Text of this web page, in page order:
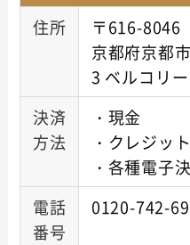
住所
〒616-8046
京都府京都
3 ベルコリ
決済
方法
・現金
・クレジッ
・各種電子
電話
番号
0120-742-